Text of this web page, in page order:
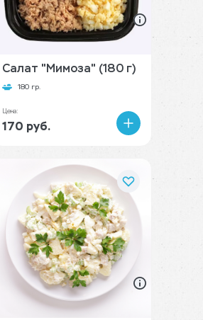
Салат "Мимоза" (180 г)
180 гр.
Цена:
170 руб.
В